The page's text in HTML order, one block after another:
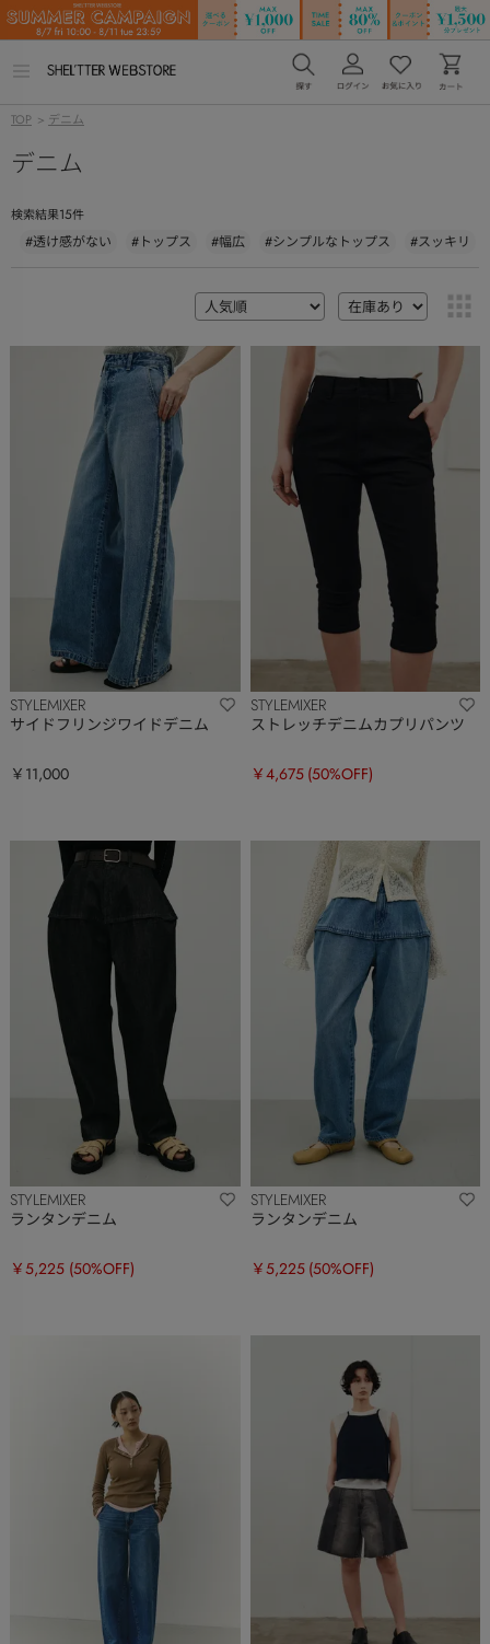
ー
開
く
TOP > デニム
デニム
検索結果15件
#透け感がない #トップス #幅広 #シンプルなトップス #スッキリ
STYLEMIXER
サイドフリンジワイドデニム
￥11,000
STYLEMIXER
ストレッチデニムカプリパンツ
￥4,675 (50%OFF)
STYLEMIXER
ランタンデニム
￥5,225 (50%OFF)
STYLEMIXER
ランタンデニム
￥5,225 (50%OFF)